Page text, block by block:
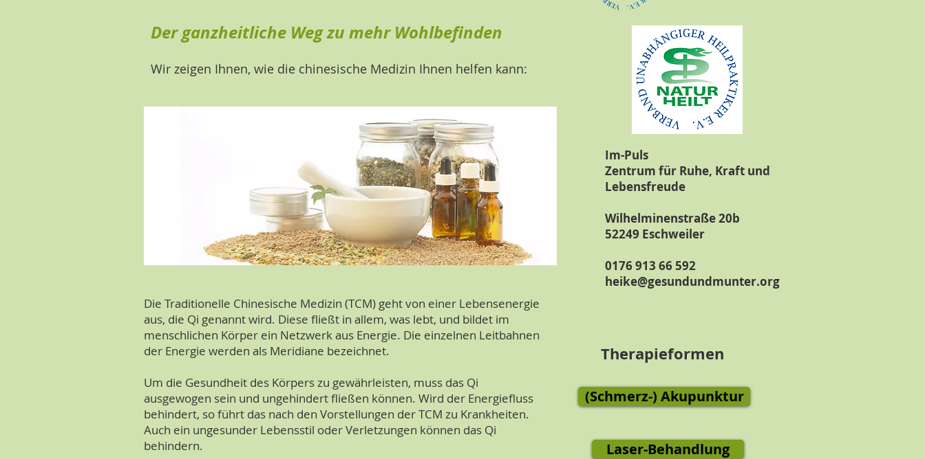
Der ganzheitliche Weg zu mehr Wohlbefinden
Wir zeigen Ihnen, wie die chinesische Medizin Ihnen helfen kann:
Im-Puls
Zentrum für Ruhe, Kraft und
Lebensfreude
Wilhelminenstraße 20b
52249 Eschweiler
0176 913 66 592
heike@gesundundmunter.org
Die Traditionelle Chinesische Medizin (TCM) geht von einer Lebensenergie
aus, die Qi genannt wird. Diese fließt in allem, was lebt, und bildet im
menschlichen Körper ein Netzwerk aus Energie. Die einzelnen Leitbahnen
der Energie werden als Meridiane bezeichnet.
Um die Gesundheit des Körpers zu gewährleisten, muss das Qi
ausgewogen sein und ungehindert fließen können. Wird der Energiefluss
behindert, so führt das nach den Vorstellungen der TCM zu Krankheiten.
Auch ein ungesunder Lebensstil oder Verletzungen können das Qi
behindern.
Therapieformen
(Schmerz-) Akupunktur
Laser-Behandlung